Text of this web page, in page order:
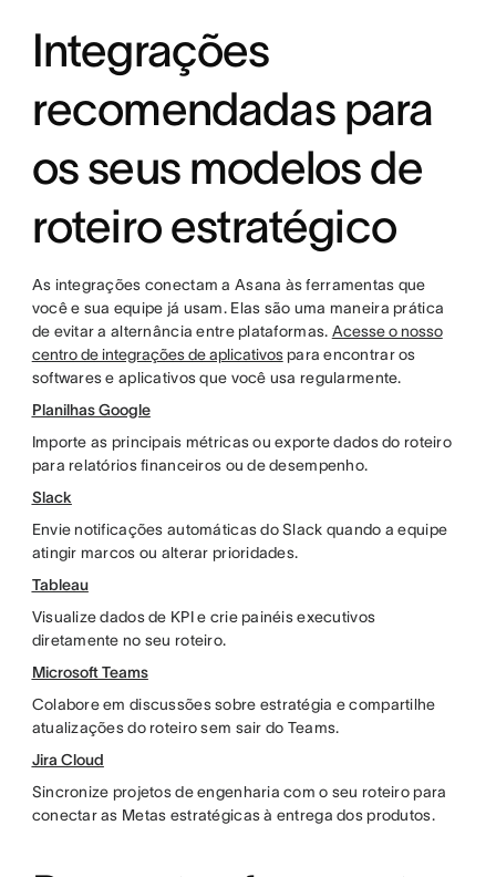
Integrações
recomendadas para
os seus modelos de
roteiro estratégico
As integrações conectam a Asana às ferramentas que
você e sua equipe já usam. Elas são uma maneira prática
de evitar a alternância entre plataformas. Acesse o nosso
centro de integrações de aplicativospara encontrar os
softwares e aplicativos que você usa regularmente.
Planilhas Google
Importe as principais métricas ou exporte dados do roteiro
para relatórios financeiros ou de desempenho.
Slack
Envie notificações automáticas do Slack quando a equipe
atingir marcos ou alterar prioridades.
Tableau
Visualize dados de KPI e crie painéis executivos
diretamente no seu roteiro.
Microsoft Teams
Colabore em discussões sobre estratégia e compartilhe
atualizações do roteiro sem sair do Teams.
Jira Cloud
Sincronize projetos de engenharia com o seu roteiro para
conectar as Metas estratégicas à entrega dos produtos.